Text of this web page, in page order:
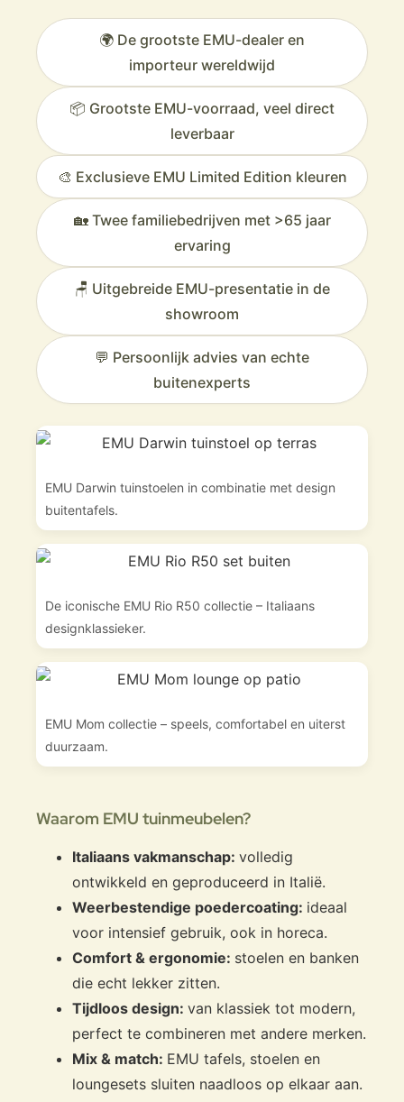
🌍 De grootste EMU-dealer en
importeur wereldwijd
📦 Grootste EMU-voorraad, veel direct
leverbaar
🎨 Exclusieve EMU Limited Edition kleuren
🏡 Twee familiebedrijven met >65 jaar
ervaring
🪑 Uitgebreide EMU-presentatie in de
showroom
💬 Persoonlijk advies van echte
buitenexperts
EMU Darwin tuinstoelen in combinatie met design
buitentafels.
De iconische EMU Rio R50 collectie – Italiaans
designklassieker.
EMU Mom collectie – speels, comfortabel en uiterst
duurzaam.
Waarom EMU tuinmeubelen?
Italiaans vakmanschap: volledig
ontwikkeld en geproduceerd in Italië.
Weerbestendige poedercoating: ideaal
voor intensief gebruik, ook in horeca.
Comfort & ergonomie: stoelen en banken
die echt lekker zitten.
Tijdloos design: van klassiek tot modern,
perfect te combineren met andere merken.
Mix & match: EMU tafels, stoelen en
loungesets sluiten naadloos op elkaar aan.